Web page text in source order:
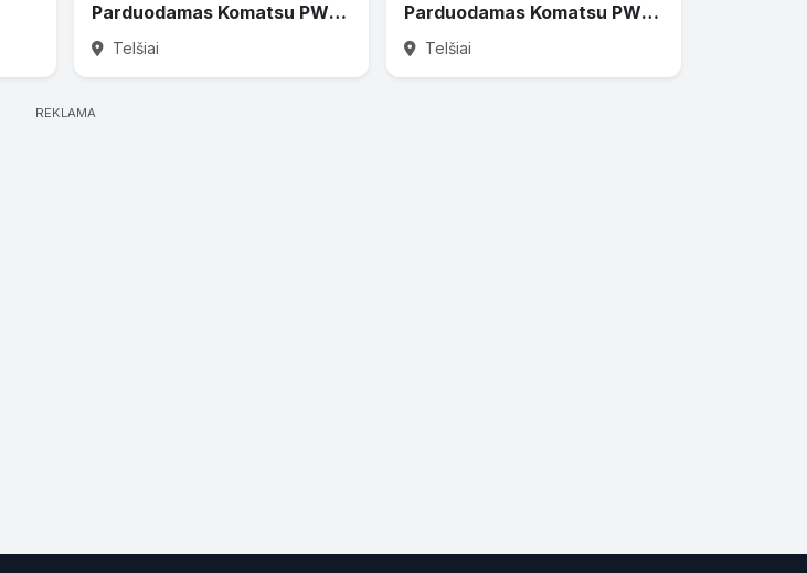
Parduodamas Komatsu PW160 variklio ventiliatorius
Telšiai
Parduodamas Komatsu PW160 monitorius
Telšiai
REKLAMA